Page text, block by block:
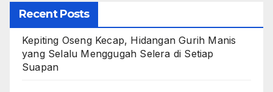
Recent Posts
Kepiting Oseng Kecap, Hidangan Gurih Manis
yang Selalu Menggugah Selera di Setiap
Suapan